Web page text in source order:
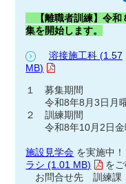
【離職者訓練】令和
集を開始します。
溶接施工科 (1.57
MB)
１ 募集期間
令和8年8月3日月曜
２ 訓練期間
令和8年10月2日金
施設見学会 を実施中
ラシ (1.01 MB)
をご
お問合せ先 訓練